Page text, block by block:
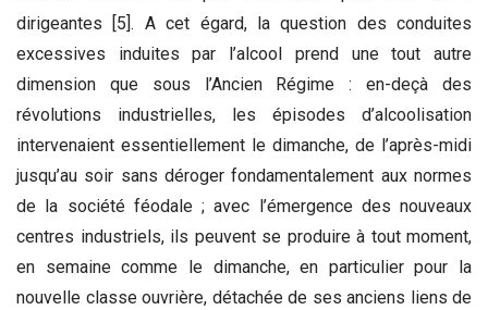
dirigeantes [5]. A cet égard, la question des conduites
excessives induites par l’alcool prend une tout autre
dimension que sous l’Ancien Régime : en-deçà des
révolutions industrielles, les épisodes d’alcoolisation
intervenaient essentiellement le dimanche, de l’après-midi
jusqu’au soir sans déroger fondamentalement aux normes
de la société féodale ; avec l’émergence des nouveaux
centres industriels, ils peuvent se produire à tout moment,
en semaine comme le dimanche, en particulier pour la
nouvelle classe ouvrière, détachée de ses anciens liens de